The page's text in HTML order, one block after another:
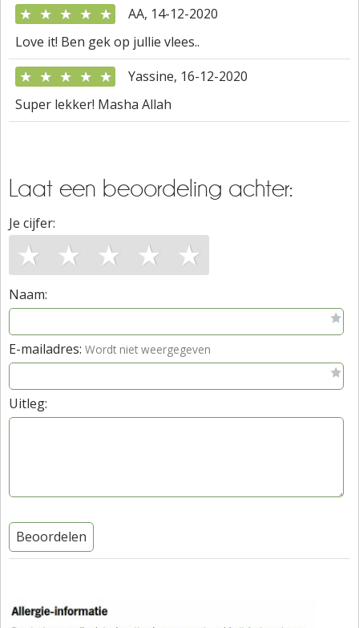
★ ★ ★ ★ ★
AA, 14-12-2020
Love it! Ben gek op jullie vlees..
★ ★ ★ ★ ★
Yassine, 16-12-2020
Super lekker! Masha Allah
Laat een beoordeling achter:
Je cijfer:
★ ★ ★ ★ ★
Naam:
E-mailadres: Wordt niet weergegeven
Uitleg:
Beoordelen